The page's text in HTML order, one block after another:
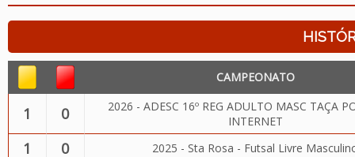
CAMPEONATO
1 0
2026 - ADESC 16º REG ADULTO MASC TAÇA
INTERNET
1 0 2025 - Sta Rosa - Futsal Livre